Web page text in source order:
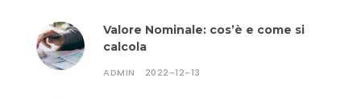
Valore Nominale: cos’è e come si
calcola
ADMIN 2022-12-13